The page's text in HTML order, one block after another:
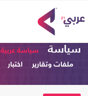
سياسة سياسة عربية
ملفات وتقارير
اختبار